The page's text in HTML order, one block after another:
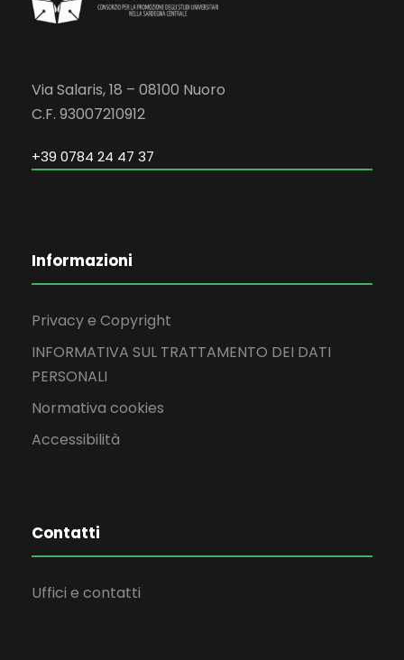
Via Salaris, 18 – 08100 Nuoro
C.F. 93007210912
+39 0784 24 47 37
Informazioni
Privacy e Copyright
INFORMATIVA SUL TRATTAMENTO DEI DATI
PERSONALI
Normativa cookies
Accessibilità
Contatti
Uffici e contatti